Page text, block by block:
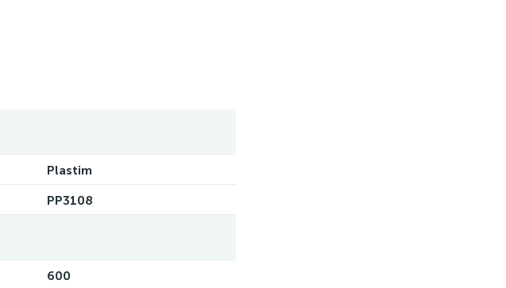
Plastim
PP3108
600